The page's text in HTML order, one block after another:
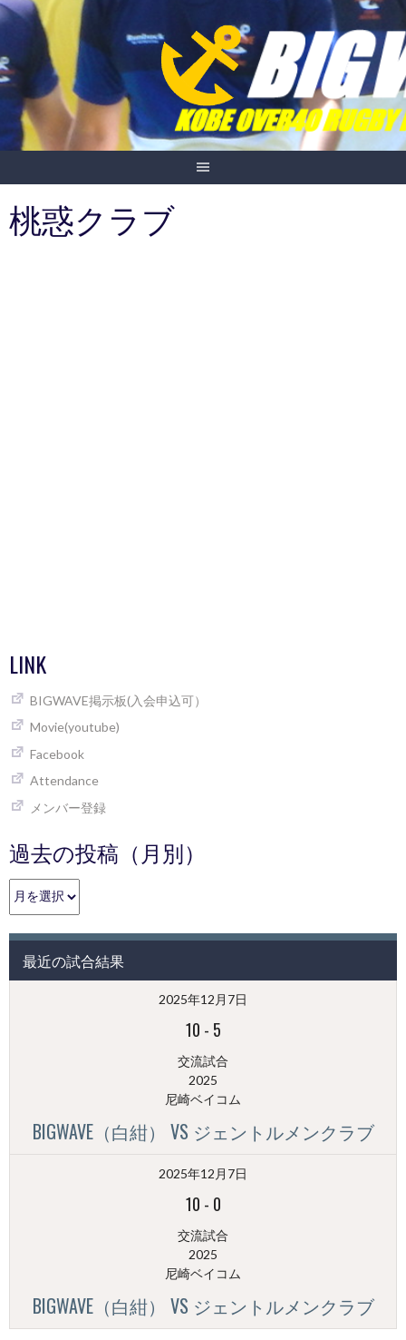
Skip
content
桃惑クラブ
LINK
BIGWAVE掲示板(入会申込可）
Movie(youtube)
Facebook
Attendance
メンバー登録
過去の投稿（月別）
過
去
投
（月
最近の試合結果
2025年12月7日
10 - 5
交流試合
2025
尼崎ベイコム
BIGWAVE（白紺） VS ジェントルメンクラブ
2025年12月7日
10 - 0
交流試合
2025
尼崎ベイコム
BIGWAVE（白紺） VS ジェントルメンクラブ